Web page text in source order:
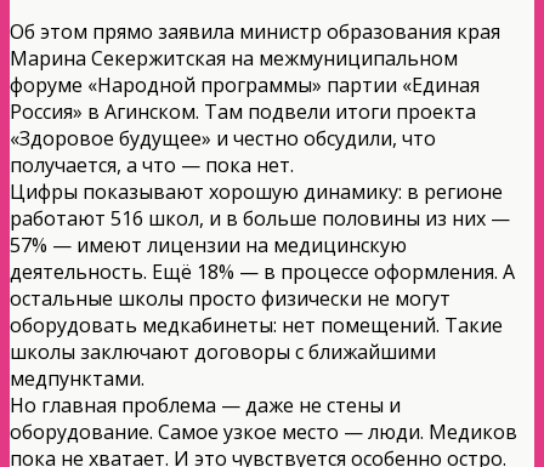
Об этом прямо заявила министр образования края
Марина Секержитская на межмуниципальном
форуме «Народной программы» партии «Единая
Россия» в Агинском. Там подвели итоги проекта
«Здоровое будущее» и честно обсудили, что
получается, а что — пока нет.
Цифры показывают хорошую динамику: в регионе
работают 516 школ, и в больше половины из них —
57% — имеют лицензии на медицинскую
деятельность. Ещё 18% — в процессе оформления. А
остальные школы просто физически не могут
оборудовать медкабинеты: нет помещений. Такие
школы заключают договоры с ближайшими
медпунктами.
Но главная проблема — даже не стены и
оборудование. Самое узкое место — люди. Медиков
пока не хватает. И это чувствуется особенно остро.